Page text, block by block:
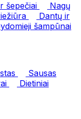
šepečiai
Nagų
Dantų ir
šampūnai
Sausas
Dietiniai